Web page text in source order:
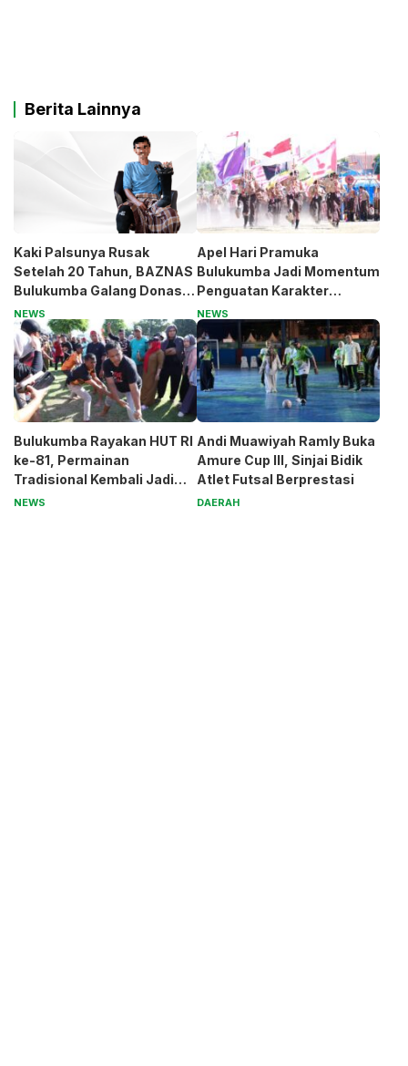
Berita Lainnya
Kaki Palsunya Rusak
Setelah 20 Tahun, BAZNAS
Bulukumba Galang Donasi
untuk Pak Pardi
NEWS
Apel Hari Pramuka
Bulukumba Jadi Momentum
Penguatan Karakter
Generasi Muda
NEWS
Bulukumba Rayakan HUT RI
ke-81, Permainan
Tradisional Kembali Jadi
Magnet
NEWS
Andi Muawiyah Ramly Buka
Amure Cup III, Sinjai Bidik
Atlet Futsal Berprestasi
DAERAH